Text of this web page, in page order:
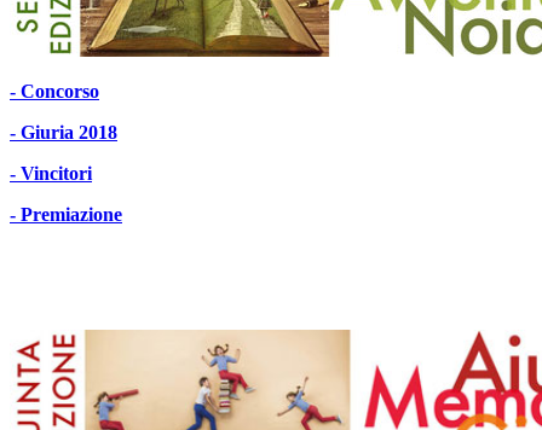
- Concorso
- Giuria 2018
- Vincitori
- Premiazione